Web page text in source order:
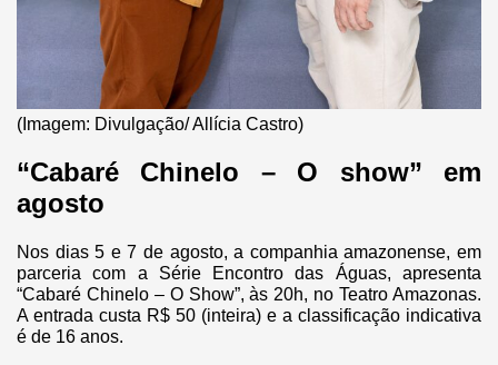
(Imagem: Divulgação/ Allícia Castro)
“Cabaré Chinelo – O show” em
agosto
Nos dias 5 e 7 de agosto, a companhia amazonense, em
parceria com a Série Encontro das Águas, apresenta
“Cabaré Chinelo – O Show”, às 20h, no Teatro Amazonas.
A entrada custa R$ 50 (inteira) e a classificação indicativa
é de 16 anos.